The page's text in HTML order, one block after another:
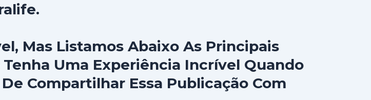
Mas Listamos Abaixo As Principais
Uma Experiência Incrível Quando
Compartilhar Essa Publicação Com